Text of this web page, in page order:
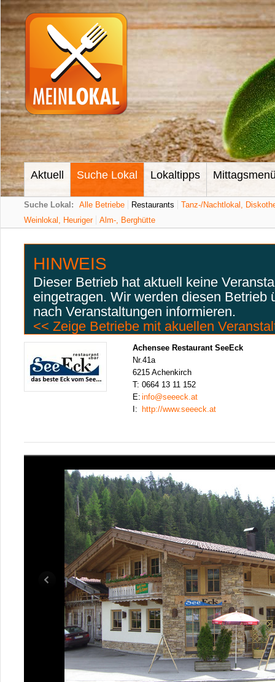
Aktuell Suche Lokal Lokaltipps
Suche Lokal: Alle Betriebe Restaurants
Tanz-/Nachtlokal,
Weinlokal, Heuriger
Alm-, Berghütte
HINWEIS
Dieser Betrieb hat aktuell keine
eingetragen. Wir werden diesen Betrieb
nach Veranstaltungen informieren.
<< Zeige Betriebe mit akuellen
Achensee Restaurant SeeEck
Nr.41a
6215 Achenkirch
T: 0664 13 11 152
E: info@seeeck.at
I:
http://www.seeeck.at